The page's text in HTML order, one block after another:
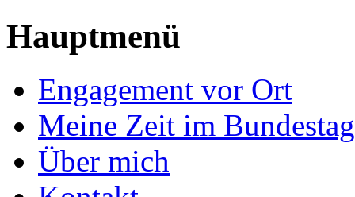
Hauptmenü
Engagement vor Ort
Meine Zeit im Bundestag
Über mich